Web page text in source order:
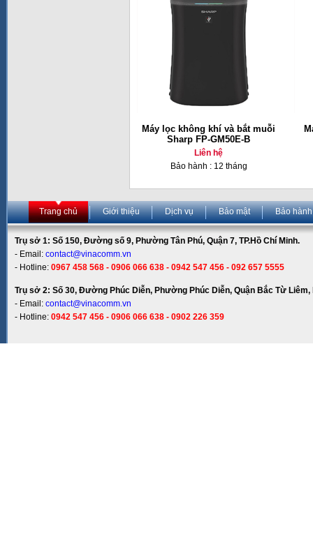
Máy lọc không khí và bắt muỗi
Sharp FP-GM50E-B
Liên hệ
Bảo hành : 12 tháng
Trang chủ Giới thiệu Dịch vụ Bảo mật Bảo hành
Trụ sở 1: Số 150, Đường số 9, Phường Tân Phú, Quận 7, TP.Hồ Chí Minh.
- Email: contact@vinacomm.vn
- Hotline: 0967 458 568 - 0906 066 638 - 0942 547 456 - 092 657 5555
Trụ sở 2: Số 30, Đường Phúc Diễn, Phường Phúc Diễn, Quận Bắc Từ Liêm,
- Email: contact@vinacomm.vn
- Hotline: 0942 547 456 - 0906 066 638 - 0902 226 359